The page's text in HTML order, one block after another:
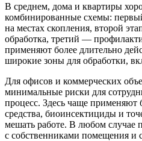
В среднем, дома и квартиры
комбинированные схемы:
на местах скопления, второй
обработка, третий —
применяют более длительно
широкие зоны для обработки,
Для офисов и коммерческих
минимальные риски для
процесс. Здесь чаще применяют
средства, биоинсектициды и
мешать работе. В любом случае
с собственниками помещения и